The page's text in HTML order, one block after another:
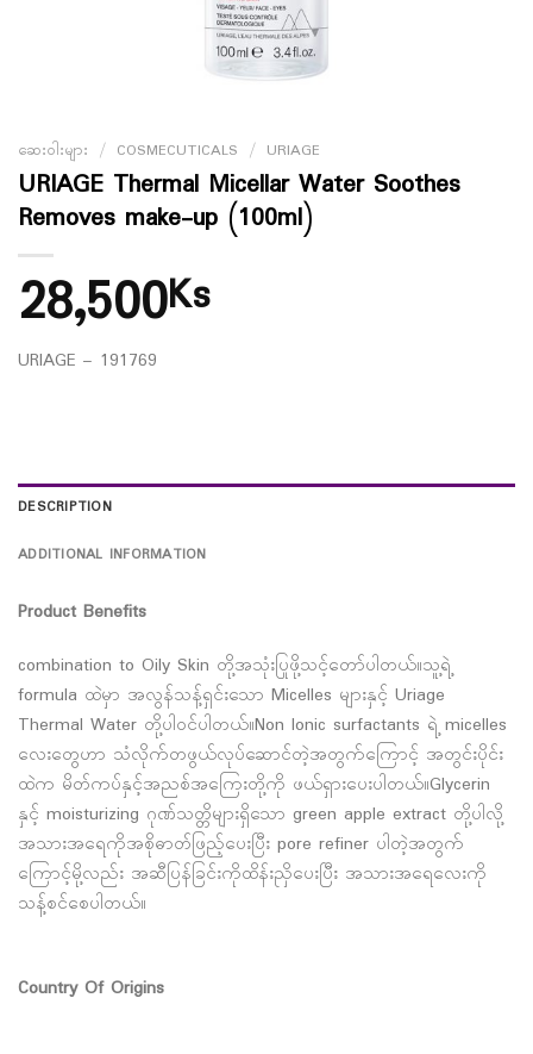
ဆေးဝါးများ / COSMECUTICALS / URIAGE
URIAGE Thermal Micellar Water Soothes
Removes make-up (100ml)
28,500Ks
URIAGE – 191769
DESCRIPTION
ADDITIONAL INFORMATION
Product Benefits
combination to Oily Skin တို့အသုံးပြုဖို့သင့်တော်ပါတယ်။သူ့ရဲ့
formula ထဲမှာ အလွန်သန့်ရှင်းသော Micelles များနှင့် Uriage
Thermal Water တို့ပါဝင်ပါတယ်။Non Ionic surfactants ရဲ့ micelles
လေးတွေဟာ သံလိုက်တဖွယ်လုပ်ဆောင်တဲ့အတွက်ကြောင့် အတွင်းပိုင်း
ထဲက မိတ်ကပ်နှင့်အညစ်အကြေးတို့ကို ဖယ်ရှားပေးပါတယ်။Glycerin
နှင့် moisturizing ဂုဏ်သတ္တိများရှိသော green apple extract တို့ပါလို့
အသားအရေကိုအစိုဓာတ်ဖြည့်ပေးပြီး pore refiner ပါတဲ့အတွက်
ကြောင့်မို့လည်း အဆီပြန်ခြင်းကိုထိန်းညှိပေးပြီး အသားအရေလေးကို
သန့်စင်စေပါတယ်။
Country Of Origins